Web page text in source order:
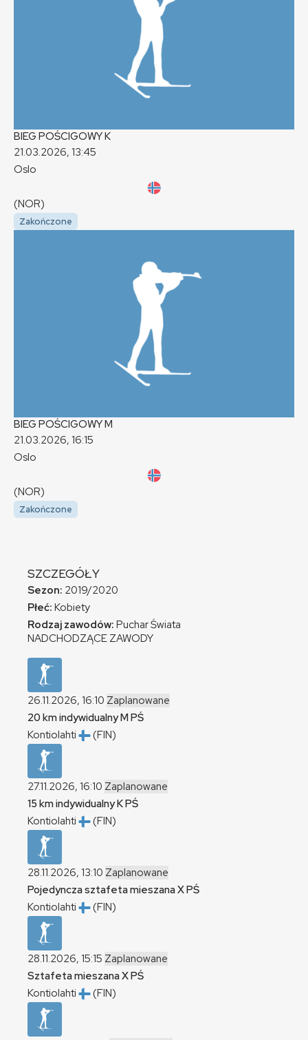
BIEG POŚCIGOWYK
21.03.2026, 13:45
Oslo
(NOR)
Zakończone
BIEG POŚCIGOWYM
21.03.2026, 16:15
Oslo
(NOR)
Zakończone
SZCZEGÓŁY
Sezon: 2019/2020
Płeć: Kobiety
Rodzaj zawodów: Puchar Świata
NADCHODZĄCE ZAWODY
26.11.2026, 16:10 Zaplanowane
20 km indywidualnyMPŚ
Kontiolahti
(FIN)
27.11.2026, 16:10 Zaplanowane
15 km indywidualnyKPŚ
Kontiolahti
(FIN)
28.11.2026, 13:10 Zaplanowane
Pojedyncza sztafeta mieszanaXPŚ
Kontiolahti
(FIN)
28.11.2026, 15:15 Zaplanowane
Sztafeta mieszanaXPŚ
Kontiolahti
(FIN)